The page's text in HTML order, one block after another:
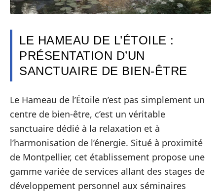
LE HAMEAU DE L’ÉTOILE :
PRÉSENTATION D’UN
SANCTUAIRE DE BIEN-ÊTRE
Le Hameau de l’Étoile n’est pas simplement un
centre de bien-être, c’est un véritable
sanctuaire dédié à la relaxation et à
l’harmonisation de l’énergie. Situé à proximité
de Montpellier, cet établissement propose une
gamme variée de services allant des stages de
développement personnel aux séminaires